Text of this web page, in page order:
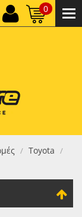
0
0,00 €
/ Toyota /